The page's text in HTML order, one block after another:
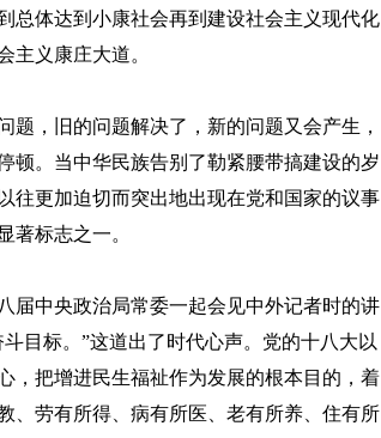
总体达到小康社会再到建设社会主义现代化
主义康庄大道。
，旧的问题解决了，新的问题又会产生，
顿。当中华民族告别了勒紧腰带搞建设的岁
往更加迫切而突出地出现在党和国家的议事
著标志之一。
中央政治局常委一起会见中外记者时的讲
目标。”这道出了时代心声。党的十八大以
，把增进民生福祉作为发展的根本目的，着
、劳有所得、病有所医、老有所养、住有所